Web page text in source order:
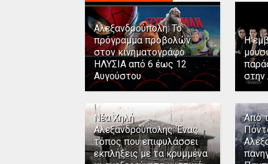
Αλεξανδρούπολη: Το
πρόγραμμα προβολών
στον κινηματογράφο
ΗΛΥΣΙΑ από 6 έως 12
Αυγούστου
Η
στην
Νέα Χηλή
Αλεξανδρούπολης: Ένας
τόπος που επιφυλάσσει
εκπλήξεις με τα κρυμμένα
Από